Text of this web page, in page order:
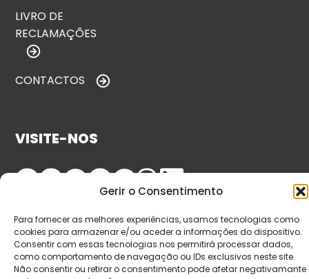
Gerir o Consentimento
Para fornecer as melhores experiências, usamos tecnologias como
cookies para armazenar e/ou aceder a informações do dispositivo.
Consentir com essas tecnologias nos permitirá processar dados,
como comportamento de navegação ou IDs exclusivos neste site.
Não consentir ou retirar o consentimento pode afetar negativamante
LIVRO DE
RECLAMAÇÕES
CONTACTOS
VISITE-NOS